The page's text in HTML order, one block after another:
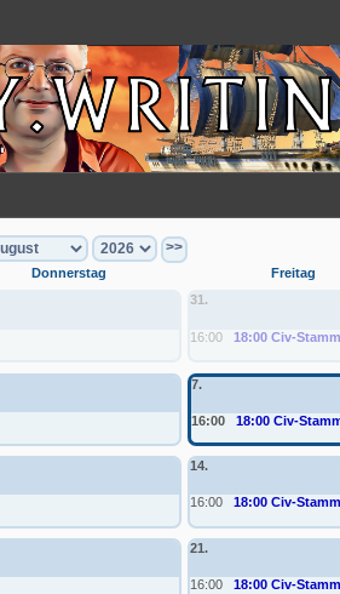
>>
Donnerstag Freitag
31.
16:00 18:00 Civ-
7.
16:00 18:00 Civ-
14.
16:00 18:00 Civ-
21.
16:00 18:00 Civ-